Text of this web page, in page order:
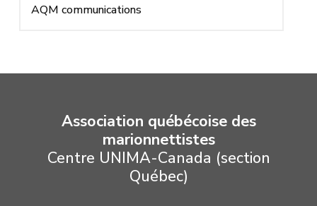
AQM communications
Association québécoise des
marionnettistes
Centre UNIMA-Canada (section
Québec)